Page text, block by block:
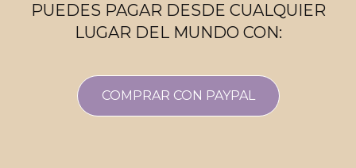
PUEDES PAGAR DESDE CUALQUIER
LUGAR DEL MUNDO CON:
COMPRAR CON PAYPAL